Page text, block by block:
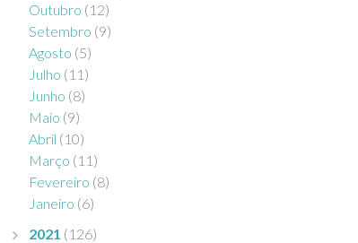
Outubro (12)
Setembro (9)
Agosto (5)
Julho (11)
Junho (8)
Maio (9)
Abril (10)
Março (11)
Fevereiro (8)
Janeiro (6)
2021 (126)